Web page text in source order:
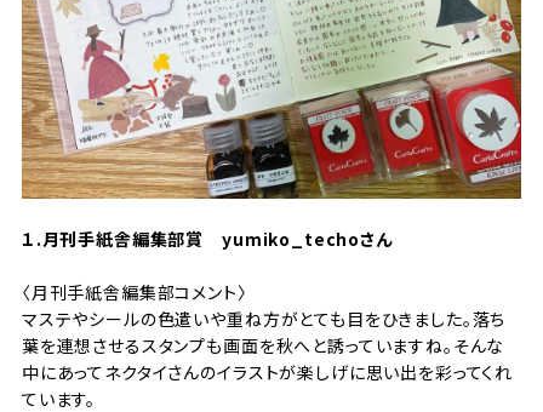
１.月刊手紙舎編集部賞yumiko_techoさん
〈月刊手紙舎編集部コメント〉
マステやシールの色遣いや重ね方がとても目をひきました。落ち
葉を連想させるスタンプも画面を秋へと誘っていますね。そんな
中にあってネクタイさんのイラストが楽しげに思い出を彩ってくれ
ています。